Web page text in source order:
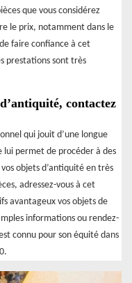
que vous considérez
le prix, notamment dans le
faire confiance à cet
prestations sont très
contactez
qui jouit d’une longue
lui permet de procéder à des
objets d’antiquité en très
adressez-vous à cet
avantageux vos objets de
informations ou rendez-
connu pour son équité dans